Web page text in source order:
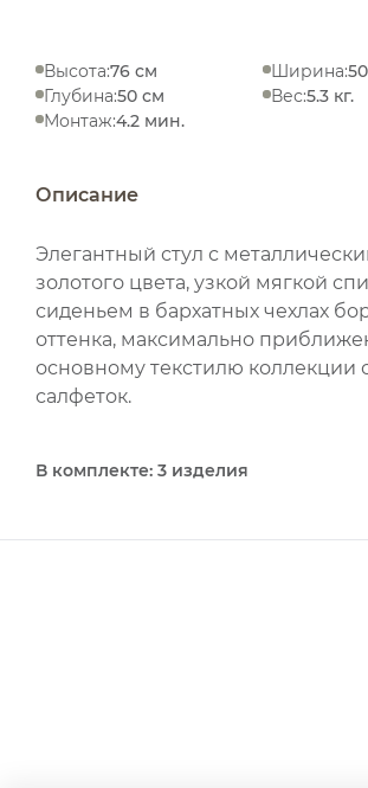
Высота:76 см Ширина:
Глубина:50 см Вес:5.3 кг.
Монтаж:4.2 мин.
Описание
Элегантный стул с
золотого цвета, узкой мягкой
сиденьем в бархатных чехлах
оттенка, максимально
основному текстилю коллекции
салфеток.
В комплекте: 3 изделия